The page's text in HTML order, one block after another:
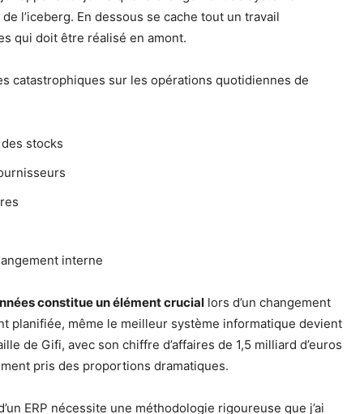
l’iceberg. En dessous se cache tout un travail
qui doit être réalisé en amont.
catastrophiques sur les opérations quotidiennes de
stocks
interne
constitue un élément crucial lors d’un changement
planifiée, même le meilleur système informatique devient
de Gifi, avec son chiffre d’affaires de 1,5 milliard d’euros
pris des proportions dramatiques.
ERP nécessite une méthodologie rigoureuse que j’ai